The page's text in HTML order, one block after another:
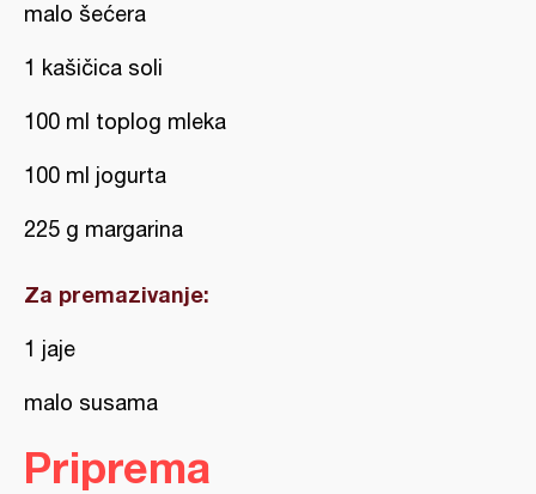
malo šećera
1 kašičica soli
100 ml toplog mleka
100 ml jogurta
225 g margarina
Za premazivanje:
1 jaje
malo susama
Priprema